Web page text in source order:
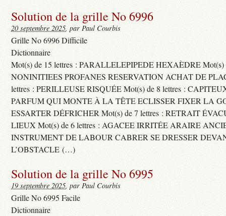
Solution de la grille No 6996
20 septembre 2025, par Paul Courbis
Grille No 6996 Difficile
Dictionnaire
Mot(s) de 15 lettres : PARALLELEPIPEDE HEXAÈDRE Mot(s)
NONINITIEES PROFANES RESERVATION ACHAT DE
lettres : PERILLEUSE RISQUÉE Mot(s) de 8 lettres :
PARFUM QUI MONTE À LA TÊTE ECLISSER FIXER LA
ESSARTER DÉFRICHER Mot(s) de 7 lettres : RETRAIT
LIEUX Mot(s) de 6 lettres : AGACEE IRRITÉE ARAIRE
INSTRUMENT DE LABOUR CABRER SE DRESSER
L’OBSTACLE (…)
Solution de la grille No 6995
19 septembre 2025, par Paul Courbis
Grille No 6995 Facile
Dictionnaire